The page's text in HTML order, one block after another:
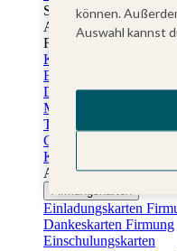
Sticker Taufe
Absenderaufkleber
Fotobuch Taufe
Konfirmationskarten
Einladungskarten
Danksagung
Menükarten
Tischkarten
Gästebuch Konfirmation
Kerzen Konfirmation
Aufkleber zum Anlass
Firmungskarten
Einladungskarten
Dankeskarten Firmung
Einschulungskarten
können.
Auswahl kannst